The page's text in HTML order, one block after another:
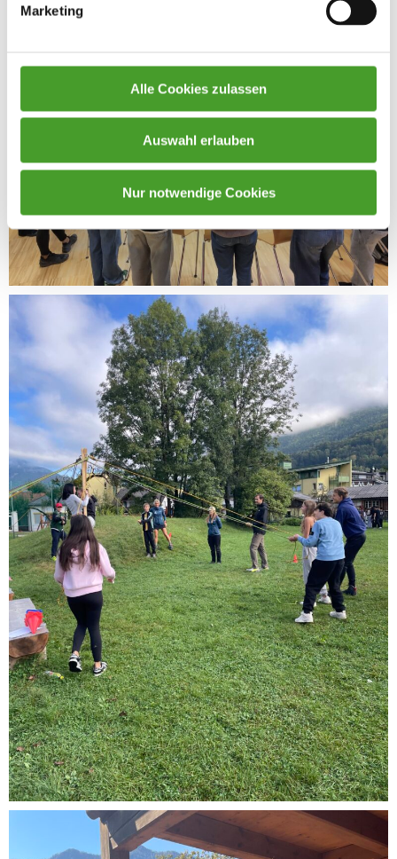
Marketing
Alle Cookies zulassen
Auswahl erlauben
Nur notwendige Cookies